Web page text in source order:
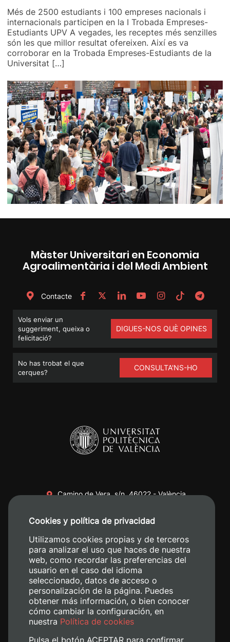
Més de 2500 estudiants i 100 empreses nacionals i
internacionals participen en la I Trobada Empreses-
Estudiants UPV A vegades, les receptes més senzilles
són les que millor resultat ofereixen. Així es va
corroborar en la Trobada Empreses-Estudiants de la
Universitat […]
Màster Universitari en Economia
Agroalimentària i del Medi Ambient
Contacte
Vols enviar un
suggeriment, queixa o
felicitació?
DIGUES-NOS QUÈ OPINES
No has trobat el que
cerques?
CONSULTA'NS-HO
Camino de Vera, s/n. 46022 - València
+34 620 04 00 50
Cookies y política de privacidad
Utilizamos cookies propias y de terceros
para analizar el uso que haces de nuestra
web, como recordar las preferencias del
usuario en el caso del idioma
seleccionado, datos de acceso o
personalización de la página. Puedes
obtener más información, o bien conocer
cómo cambiar la configuración, en
nuestra Política de cookies
Pulsa el botón ACEPTAR para confirmar